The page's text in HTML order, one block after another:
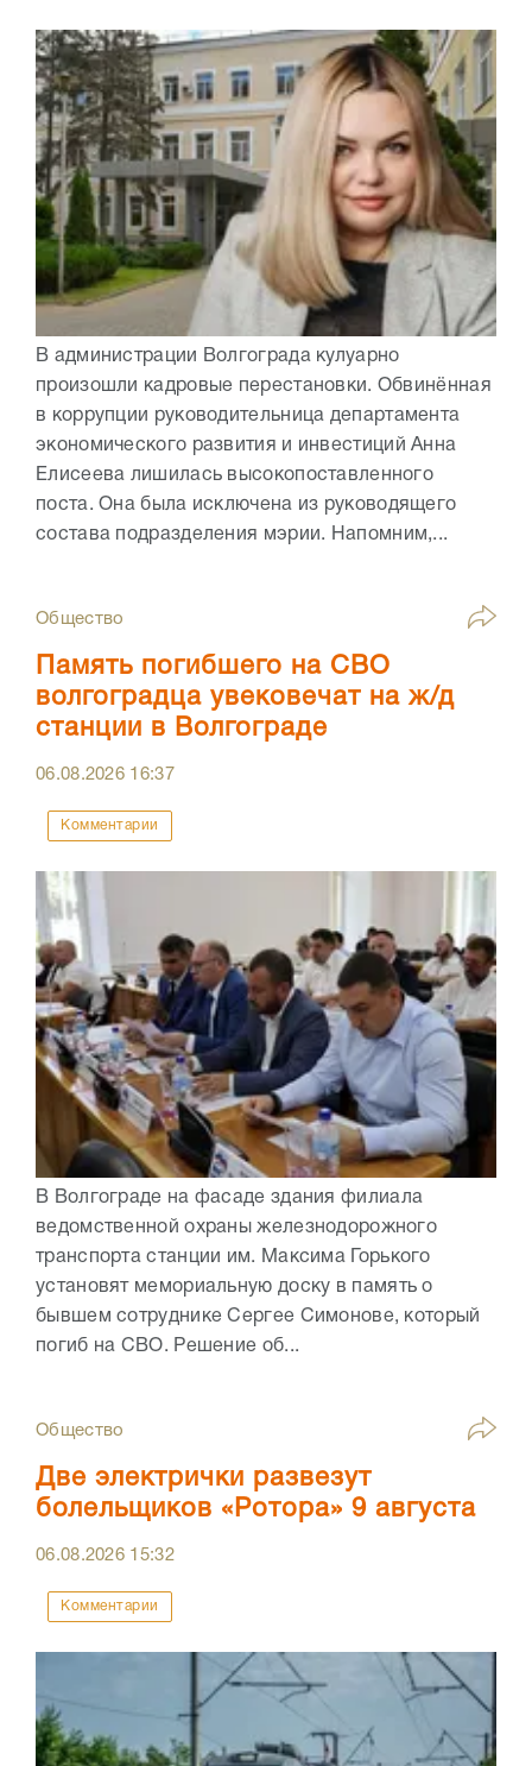
В администрации Волгограда кулуарно
произошли кадровые перестановки. Обвинённая
в коррупции руководительница департамента
экономического развития и инвестиций Анна
Елисеева лишилась высокопоставленного
поста. Она была исключена из руководящего
состава подразделения мэрии. Напомним,...
Общество
Память погибшего на СВО
волгоградца увековечат на ж/д
станции в Волгограде
06.08.2026 16:37
Комментарии
В Волгограде на фасаде здания филиала
ведомственной охраны железнодорожного
транспорта станции им. Максима Горького
установят мемориальную доску в память о
бывшем сотруднике Сергее Симонове, который
погиб на СВО. Решение об...
Общество
Две электрички развезут
болельщиков «Ротора» 9 августа
06.08.2026 15:32
Комментарии